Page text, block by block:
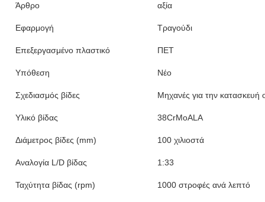
Άρθρο αξία
Εφαρμογή Τραγούδι
Επεξεργασμένο πλαστικό ΠΕΤ
Υπόθεση Νέο
Σχεδιασμός βίδες Μηχανές για την κατασκευή
Υλικό βίδας 38CrMoALA
Διάμετρος βίδες (mm) 100 χιλιοστά
Αναλογία L/D βίδας 1:33
Ταχύτητα βίδας (rpm) 1000 στροφές ανά λεπτό